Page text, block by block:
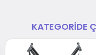
KATEGORIDE